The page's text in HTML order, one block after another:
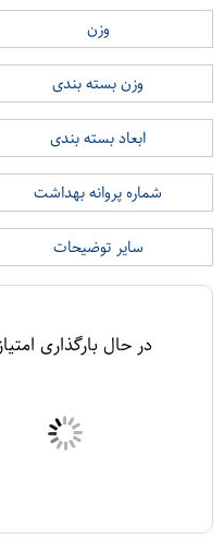
وزن
وزن بسته بندی
ابعاد بسته بندی
شماره پروانه بهداشت
سایر توضیحات
در حال بارگذاری